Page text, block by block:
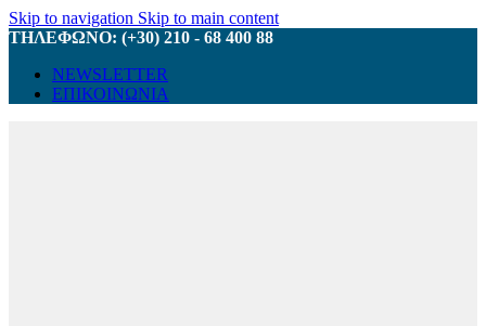
Skip to navigation Skip to main content
ΤΗΛΕΦΩΝΟ: (+30) 210 - 68 400 88
NEWSLETTER
ΕΠΙΚΟΙΝΩΝΙΑ